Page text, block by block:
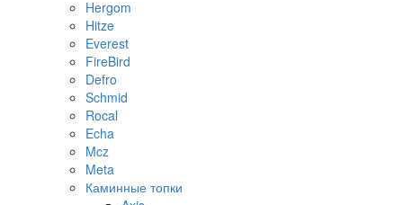
Hergom
Hitze
Everest
FireBird
Defro
Schmid
Rocal
Echa
Mcz
Meta
Каминные топки